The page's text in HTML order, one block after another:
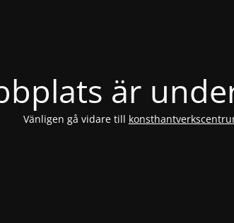
är
Vänligen gå vidare till